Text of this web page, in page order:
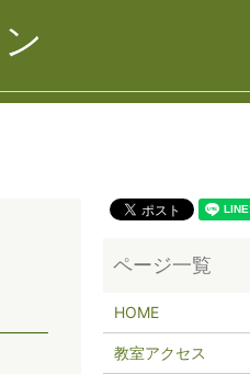
HOME
教室アクセス